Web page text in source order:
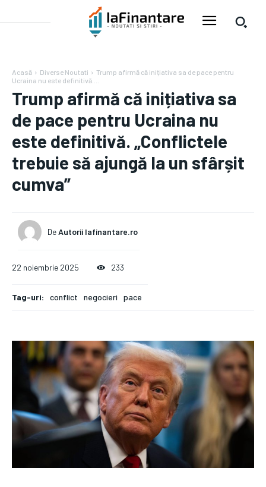
Acasă Diverse Noutati
Trump afirmă că inițiativa sa de pace pentru
Ucraina nu este definitivă....
Trump afirmă că inițiativa sa
de pace pentru Ucraina nu
este definitivă. „Conflictele
trebuie să ajungă la un sfârșit
cumva”
DeAutorii Iafinantare.ro
22 noiembrie 2025 233
Tag-uri: conflict negocieri pace